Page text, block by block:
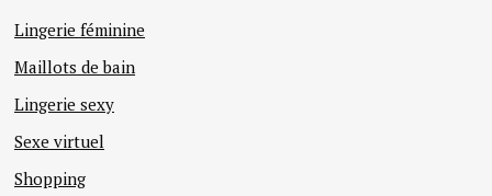
Lingerie féminine
Maillots de bain
Lingerie sexy
Sexe virtuel
Shopping